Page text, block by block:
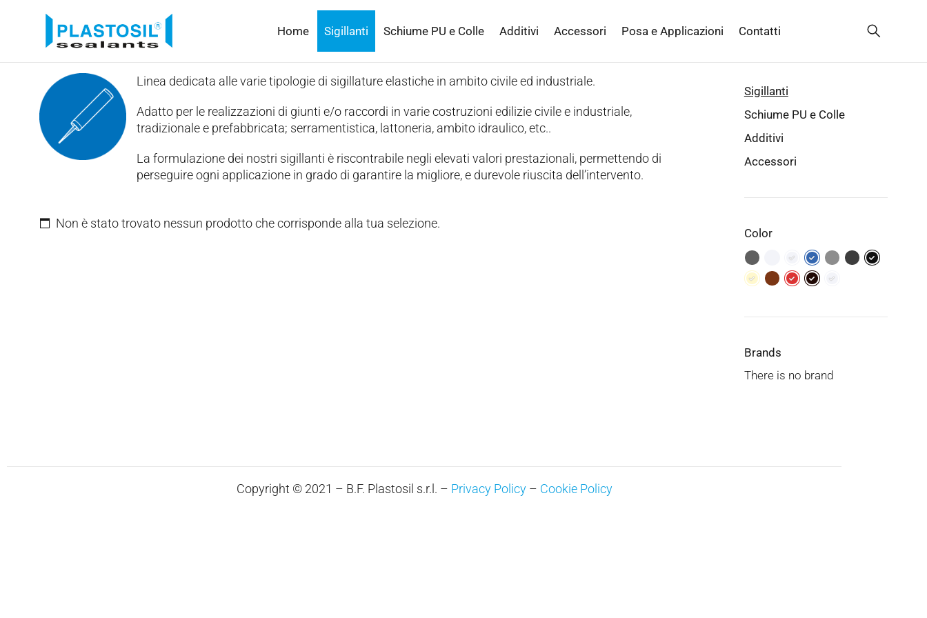
Home Sigillanti Schiume PU e Colle Additivi Accessori Posa e Applicazioni Contatti
Linea dedicata alle varie tipologie di sigillature elastiche in ambito civile ed industriale.
Adatto per le realizzazioni di giunti e/o raccordi in varie costruzioni edilizie civile e industriale,
tradizionale e prefabbricata; serramentistica, lattoneria, ambito idraulico, etc..
La formulazione dei nostri sigillanti è riscontrabile negli elevati valori prestazionali, permettendo di
perseguire ogni applicazione in grado di garantire la migliore, e durevole riuscita dell’intervento.
Non è stato trovato nessun prodotto che corrisponde alla tua selezione.
Sigillanti
Schiume PU e Colle
Additivi
Accessori
Color
Brands
There is no brand
Copyright © 2021 – B.F. Plastosil s.r.l. – Privacy Policy– Cookie Policy